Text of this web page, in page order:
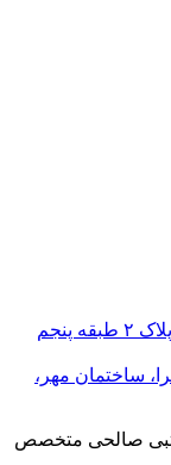
مطب پاسداران: پاسداران بهستان پنجم پلاک ۲ طبقه پنجم
ساختمان مهر،
صالحی متخصص